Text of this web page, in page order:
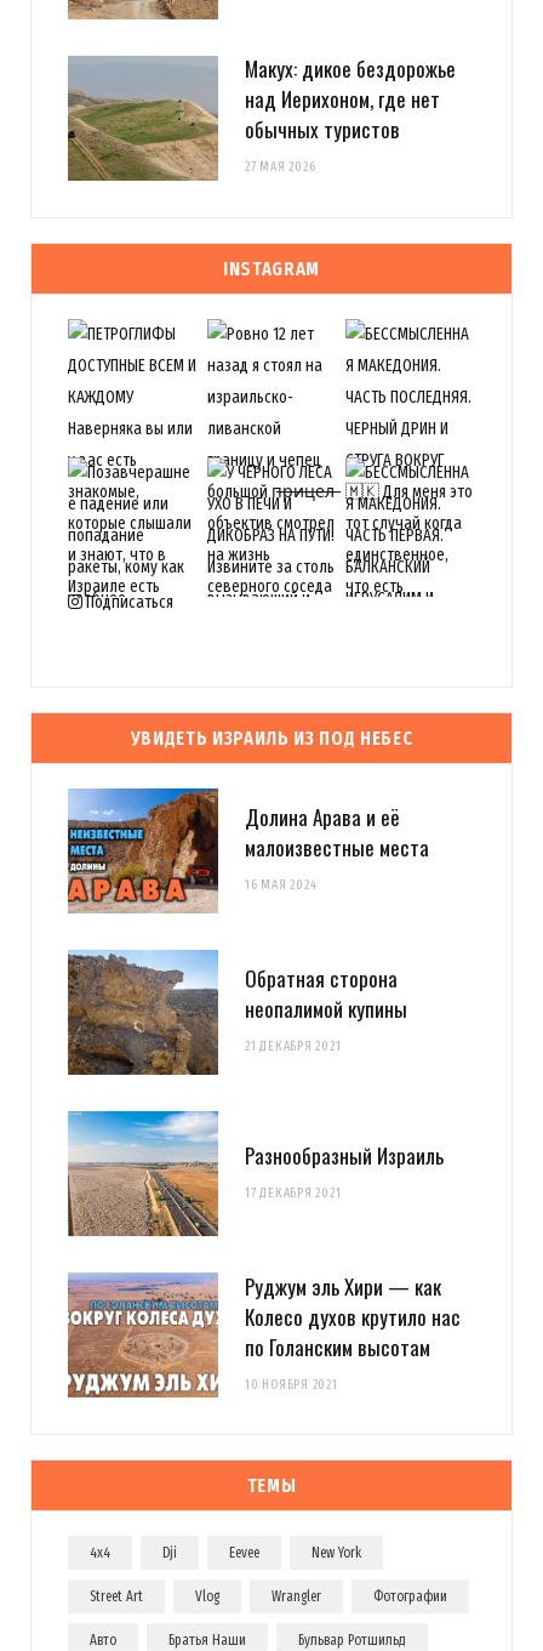
Макух: дикое бездорожье
над Иерихоном, где нет
обычных туристов
27 МАЯ 2026
INSTAGRAM
Подписаться
УВИДЕТЬ ИЗРАИЛЬ ИЗ ПОД НЕБЕС
Долина Арава и её
малоизвестные места
16 МАЯ 2024
Обратная сторона
неопалимой купины
21 ДЕКАБРЯ 2021
Разнообразный Израиль
17 ДЕКАБРЯ 2021
Руджум эль Хири — как
Колесо духов крутило нас
по Голанским высотам
10 НОЯБРЯ 2021
ТЕМЫ
4x4 Dji Eevee New York
Street Art Vlog Wrangler Фотографии
Авто Братья Наши Бульвар Ротшильд